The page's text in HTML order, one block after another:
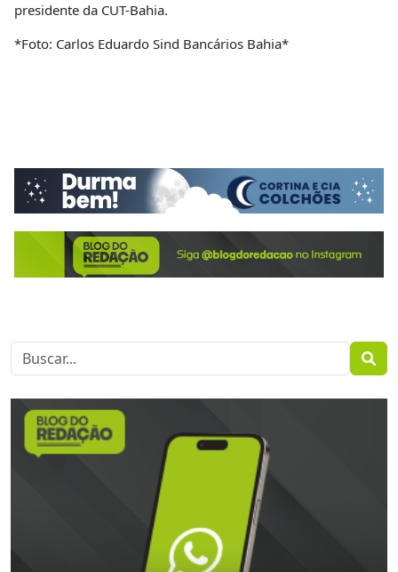
presidente da CUT-Bahia.
*Foto: Carlos Eduardo Sind Bancários Bahia*